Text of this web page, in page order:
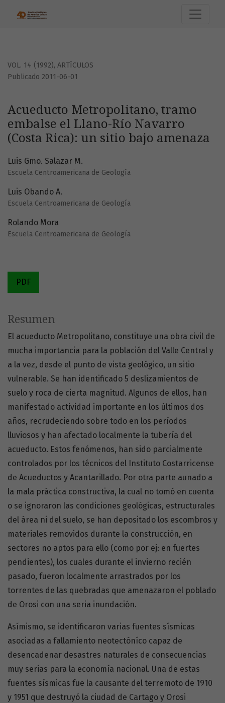
VOL. 14 (1992), ARTÍCULOS
Acueducto Metropolitano, tramo
embalse el Llano-Río Navarro
(Costa Rica): un sitio bajo amenaza
Publicado 2011-06-01
Luis Gmo. Salazar M.
Escuela Centroamericana de Geología
Luis Obando A.
Escuela Centroamericana de Geología
Rolando Mora
Escuela Centroamericana de Geología
PDF
Resumen
El acueducto Metropolitano, constituye una obra civil de
mucha importancia para la población del Valle Central y
a la vez, desde el punto de vista geológico, un sitio
vulnerable. Se han identificado 5 deslizamientos de
suelo y roca de cierta magnitud. Algunos de ellos, han
manifestado actividad importante en los últimos dos
años, recrudeciendo sobre todo en los períodos
lluviosos y han afectado localmente la tubería del
acueducto. Estos fenómenos, han sido parcialmente
controlados por los técnicos del Instituto Costarricense
de Acueductos y Acantarillado. Por otra parte aunado a
la mala práctica constructiva, la cual no tomó en cuenta
o se ignoraron las condiciones geológicas, estructurales
del área ni del suelo, se han depositado los escombros y
materiales removidos durante la construcción, en
sectores no aptos para ello (como por ej: en fuertes
pendientes), los cuales durante el invierno recién
pasado, fueron localmente arrastrados por los
torrentes de las quebradas que amenazaron el poblado
de Orosi con una seria inundación.
Asímismo, se identificaron varias fuentes sísmicas
asociadas a fallamiento neotectóníco capaz de
desencadenar desastres naturales de consecuencias
muy serias para la economía nacional. Una de estas
fuentes sísmicas fue la causante del terremoto de 1910
y 1951 que destruyó la ciudad de Cartago y Orosi